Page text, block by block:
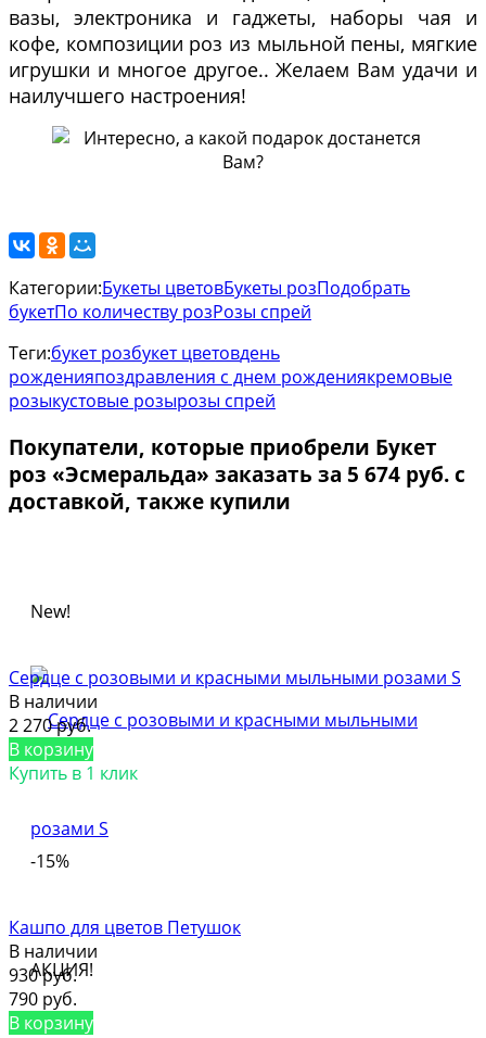
вазы, электроника и гаджеты, наборы чая и
кофе, композиции роз из мыльной пены, мягкие
игрушки и многое другое.. Желаем Вам удачи и
наилучшего настроения!
Категории:Букеты цветовБукеты розПодобрать
букетПо количеству розРозы спрей
Теги:букет розбукет цветовдень
рожденияпоздравления с днем рождениякремовые
розыкустовые розырозы спрей
Покупатели, которые приобрели Букет
роз «Эсмеральда» заказать за 5 674 руб. с
доставкой, также купили
New!
Сердце с розовыми и красными мыльными розами S
В наличии
2 270 руб.
В корзину
Купить в 1 клик
-15%
АКЦИЯ!
Кашпо для цветов Петушок
В наличии
930 руб.
790 руб.
В корзину